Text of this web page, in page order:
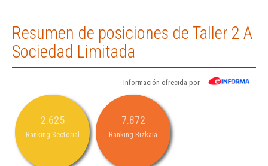
Resumen de posiciones de Taller 2 A
Sociedad Limitada
Información ofrecida por
2.625
Ranking Sectorial
7.872
Ranking Bizkaia